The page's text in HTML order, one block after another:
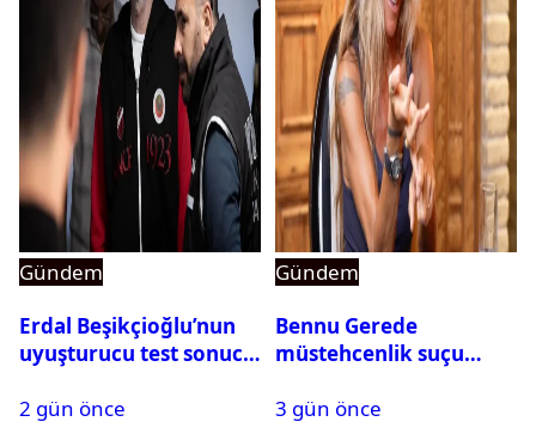
Gündem
Erdal Beşikçioğlu’nun
uyuşturucu test sonucu
2 gün önce
Gündem
Bennu Gerede
müstehcenlik suçu
alındı
3 gün önce